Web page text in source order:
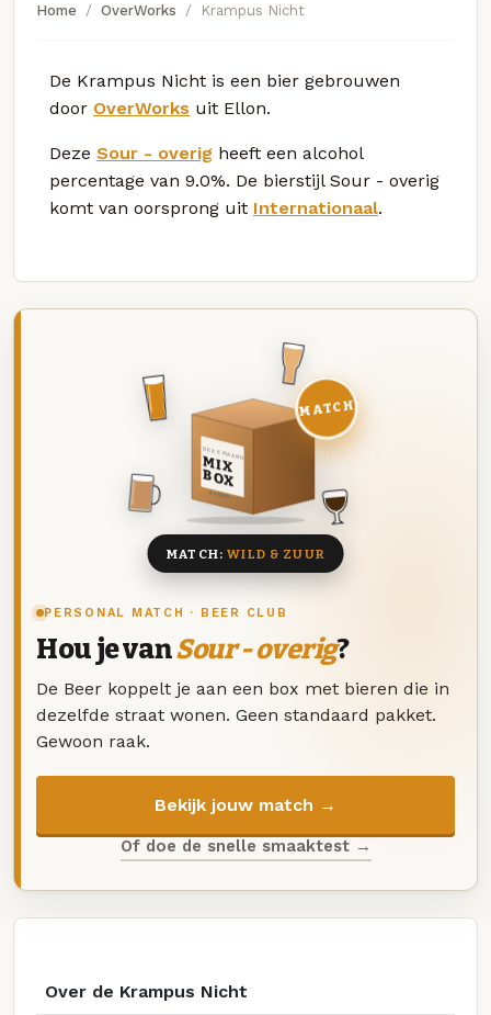
Home OverWorks Krampus Nicht
De Krampus Nicht is een bier gebrouwen
door OverWorks uit Ellon.
Deze Sour - overig heeft een alcohol
percentage van 9.0%. De bierstijl Sour - overig
komt van oorsprong uit Internationaal.
PERSONAL MATCH · BEER CLUB
Hou je vanSour - overig?
De Beer koppelt je aan een box met bieren die in
dezelfde straat wonen. Geen standaard pakket.
Gewoon raak.
Bekijk jouw match →
Of doe de snelle smaaktest →
DEZE MAAND
MIX
BOX
8 BIEREN
MATCH
MATCH:WILD & ZUUR
Over de Krampus Nicht